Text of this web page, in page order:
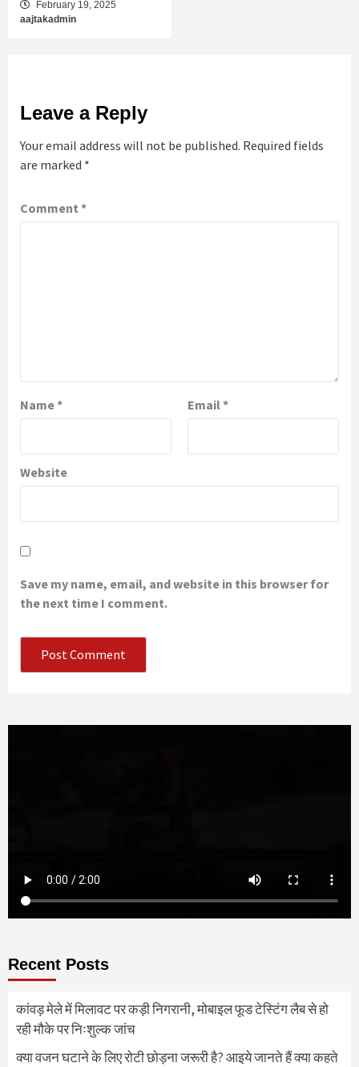
February 19, 2025
aajtakadmin
Leave a Reply
Your email address will not be published. Required fields
are marked *
Comment *
Name* Email *
Website
Save my name, email, and website in this browser for
the next time I comment.
Recent Posts
कांवड़ मेले में मिलावट पर कड़ी निगरानी, मोबाइल फूड टेस्टिंग लैब से हो
रही मौके पर निःशुल्क जांच
क्या वजन घटाने के लिए रोटी छोड़ना जरूरी है? आइये जानते हैं क्या कहते